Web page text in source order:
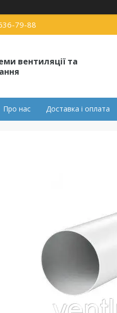
79-88
вентиляції та
Про нас Доставка і оплата